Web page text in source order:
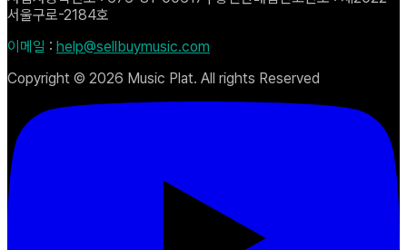
서울구로-2184호
이메일 : help@sellbuymusic.com
Copyright © 2026 Music Plat. All rights Reserved